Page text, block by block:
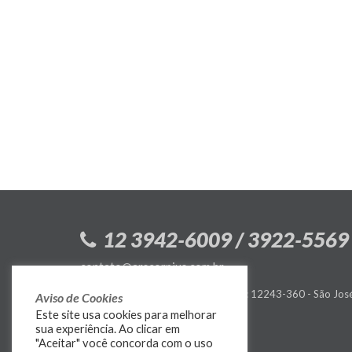
12 3942-6009 / 3922-5569
contato@arscorpius.com.br
Rua Serimbura, 147 - Vila Ema - CEP: 12243-360 - São
Política de Privacidade
Aviso de Cookies
Este site usa cookies para melhorar
sua experiência. Ao clicar em
"Aceitar" você concorda com o uso